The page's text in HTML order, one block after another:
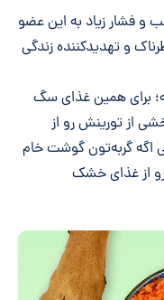
و فشار زیاد به این عضو
و تهدیدکننده زندگی
برای همین غذای سگ
از تورینش رو از
اگه گربه‌تون گوشت خام
رو از غذای خشک